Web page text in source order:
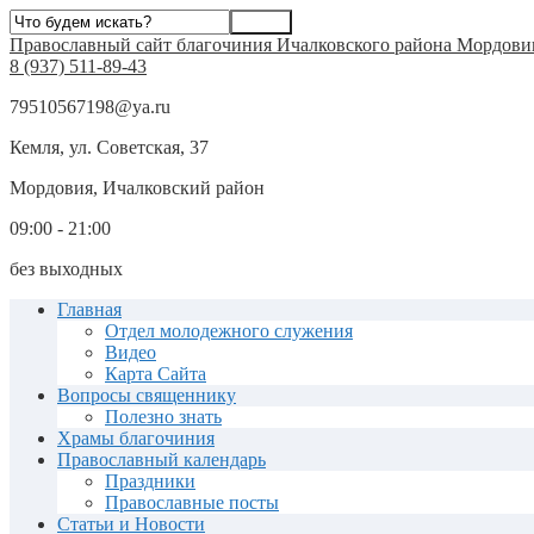
Православный сайт благочиния Ичалковского района
8 (937) 511-89-43
79510567198@ya.ru
Кемля, ул. Советская, 37
Мордовия, Ичалковский район
09:00 - 21:00
без выходных
Главная
Отдел молодежного служения
Видео
Карта Сайта
Вопросы священнику
Полезно знать
Храмы благочиния
Православный календарь
Праздники
Православные посты
Статьи и Новости